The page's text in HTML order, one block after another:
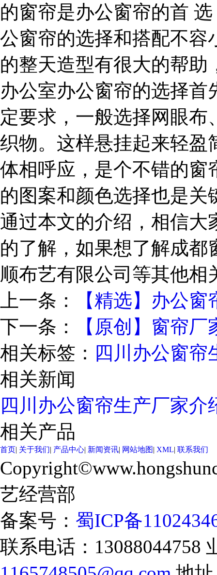
的窗帘是办公窗帘的首
公窗帘的选择和搭配不容
的整天造型有很大的帮
办公室办公窗帘的选择
定要求，一般选择网眼
织物。这样悬挂起来轻盈
体相呼应，是个不错的窗
的图案和颜色选择也是关
通过本文的介绍，相信大
的了解，如果想了解成
顺布艺有限公司等其他
上一条：
【精选】办公
下一条：
【原创】窗帘
相关标签： 四川办公窗帘
相关新闻
四川办公窗帘生产厂家介
相关产品
首页| 关于我们| 产品中心| 新闻资讯| 网站地图| XML| 联系我们
艺经营部
备案号： 蜀ICP备
联系电话：13088044758